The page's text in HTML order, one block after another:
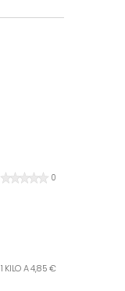
0
1 KILO A 4,85 €